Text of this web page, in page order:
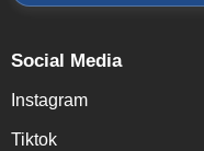
Social Media
Instagram
Tiktok